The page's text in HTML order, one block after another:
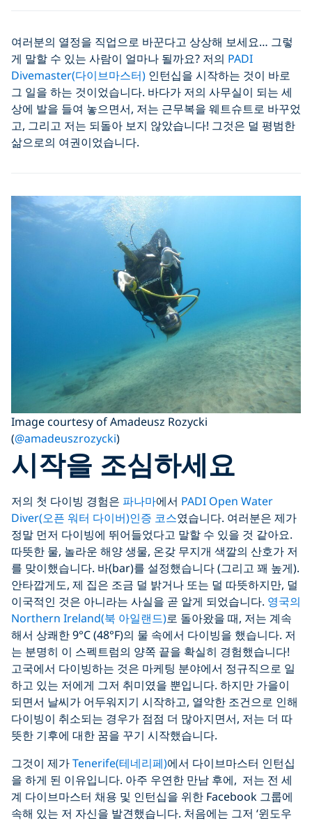
여러분의 열정을 직업으로 바꾼다고 상상해 보세요… 그렇
게 말할 수 있는 사람이 얼마나 될까요? 저의 PADI
Divemaster(다이브마스터) 인턴십을 시작하는 것이 바로
그 일을 하는 것이었습니다. 바다가 저의 사무실이 되는 세
상에 발을 들여 놓으면서, 저는 근무복을 웨트슈트로 바꾸었
고, 그리고 저는 되돌아 보지 않았습니다! 그것은 덜 평범한
삶으로의 여권이었습니다.
Image courtesy of Amadeusz Rozycki
(@amadeuszrozycki)
시작을 조심하세요
저의 첫 다이빙 경험은 파나마에서 PADI Open Water
Diver(오픈 워터 다이버)인증 코스였습니다. 여러분은 제가
정말 먼저 다이빙에 뛰어들었다고 말할 수 있을 것 같아요.
따뜻한 물, 놀라운 해양 생물, 온갖 무지개 색깔의 산호가 저
를 맞이했습니다. 바(bar)를 설정했습니다 (그리고 꽤 높게).
안타깝게도, 제 집은 조금 덜 밝거나 또는 덜 따뜻하지만, 덜
이국적인 것은 아니라는 사실을 곧 알게 되었습니다. 영국의
Northern Ireland(북 아일랜드)로 돌아왔을 때, 저는 계속
해서 상쾌한 9°C (48°F)의 물 속에서 다이빙을 했습니다. 저
는 분명히 이 스펙트럼의 양쪽 끝을 확실히 경험했습니다!
고국에서 다이빙하는 것은 마케팅 분야에서 정규직으로 일
하고 있는 저에게 그저 취미였을 뿐입니다. 하지만 가을이
되면서 날씨가 어두워지기 시작하고, 열악한 조건으로 인해
다이빙이 취소되는 경우가 점점 더 많아지면서, 저는 더 따
뜻한 기후에 대한 꿈을 꾸기 시작했습니다.
그것이 제가Tenerife(테네리페)에서 다이브마스터 인턴십
을 하게 된 이유입니다. 아주 우연한 만남 후에, 저는 전 세
계 다이브마스터 채용 및 인턴십을 위한 Facebook 그룹에
속해 있는 저 자신을 발견했습니다. 처음에는 그저 ‘윈도우